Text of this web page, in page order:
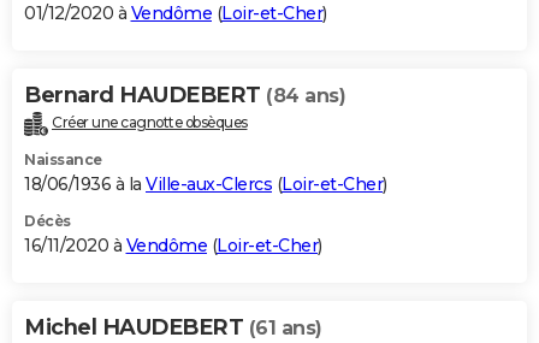
01/12/2020 à Vendôme (Loir-et-Cher)
Bernard HAUDEBERT (84 ans)
Créer une cagnotte obsèques
Naissance
18/06/1936 à la Ville-aux-Clercs (Loir-et-Cher)
Décès
16/11/2020 à Vendôme (Loir-et-Cher)
Michel HAUDEBERT (61 ans)